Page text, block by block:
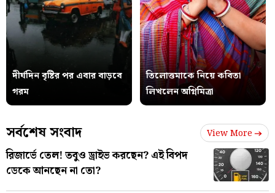
দীর্ঘদিন বৃষ্টির পর এবার বাড়বে
গরম
তিলোত্তমাকে নিয়ে কবিতা
লিখলেন অগ্নিমিত্রা
সর্বশেষ সংবাদ View More
রিজার্ভে তেল! তবুও ড্রাইভ করছেন? এই বিপদ
ডেকে আনছেন না তো?